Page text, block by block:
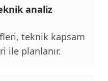
analiz
teknik kapsam
ile planlanır.